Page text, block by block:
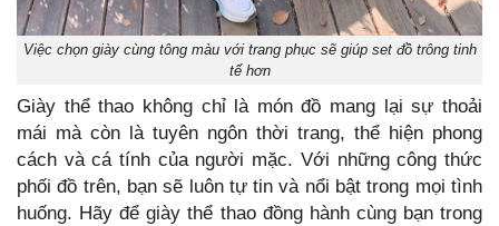
Việc chọn giày cùng tông màu với trang phục sẽ giúp set đồ trông tinh
tế hơn
Giày thể thao không chỉ là món đồ mang lại sự thoải
mái mà còn là tuyên ngôn thời trang, thể hiện phong
cách và cá tính của người mặc. Với những công thức
phối đồ trên, bạn sẽ luôn tự tin và nổi bật trong mọi tình
huống. Hãy để giày thể thao đồng hành cùng bạn trong